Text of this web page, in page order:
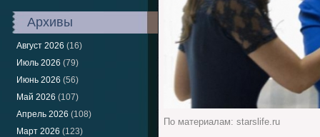
Архивы
Август 2026 (16)
Июль 2026 (79)
Июнь 2026 (56)
Май 2026 (107)
Апрель 2026 (108)
Март 2026 (123)
По материалам: starslife.ru